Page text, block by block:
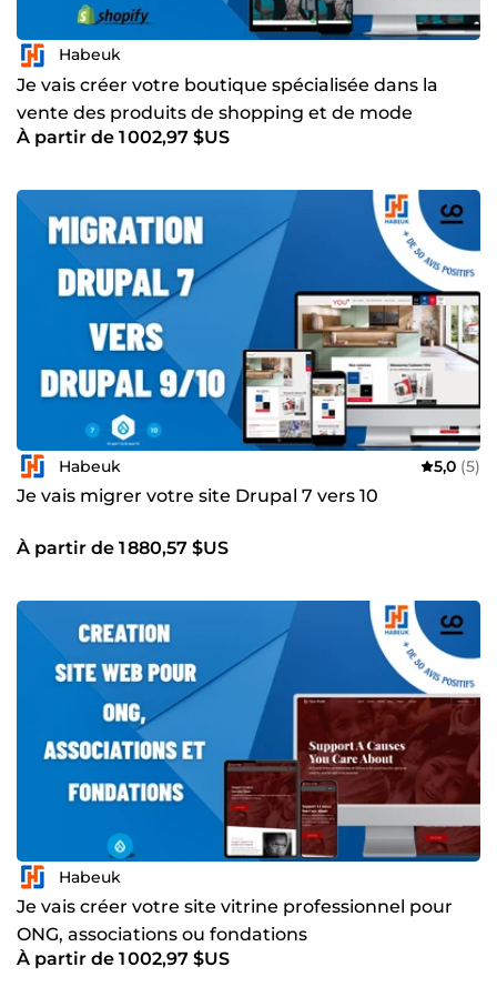
Habeuk
Je vais créer votre boutique spécialisée dans la
vente des produits de shopping et de mode
À partir de 1 002,97 $US
Habeuk 5,0 (5)
Je vais migrer votre site Drupal 7 vers 10
À partir de 1 880,57 $US
Habeuk
Je vais créer votre site vitrine professionnel pour
ONG, associations ou fondations
À partir de 1 002,97 $US